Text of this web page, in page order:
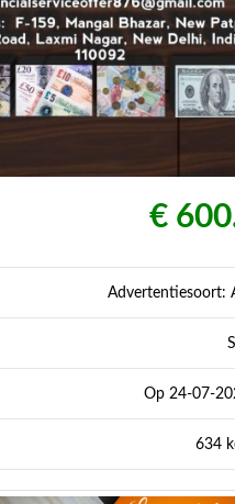
€
Advertentiesoort:
Op 24-07-
634